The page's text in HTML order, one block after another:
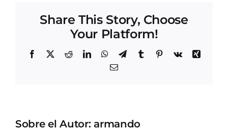
Share This Story, Choose
Your Platform!
Facebook
X RedditLinkedInWhatsApp
TelegramTumblrPinterest
Vk
Xing
Correo
Sobre el Autor: armando